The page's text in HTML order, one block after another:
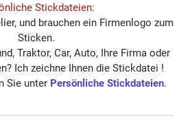
Stickdateien:
und brauchen ein Firmenlogo zum
Sticken.
Traktor, Car, Auto, Ihre Firma oder
Ich zeichne Ihnen die Stickdatei !
Sie unter Persönliche Stickdateien.